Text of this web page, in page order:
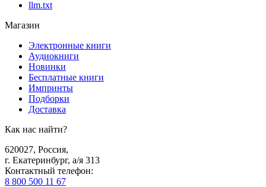
llm.txt
Магазин
Электронные книги
Аудиокниги
Новинки
Бесплатные книги
Импринты
Подборки
Доставка
Как нас найти?
620027, Россия,
г. Екатеринбург, а/я 313
Контактный телефон:
8 800 500 11 67